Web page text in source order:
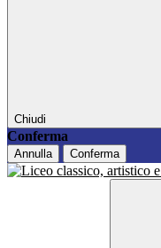
Chiudi
Conferma
Annulla Conferma